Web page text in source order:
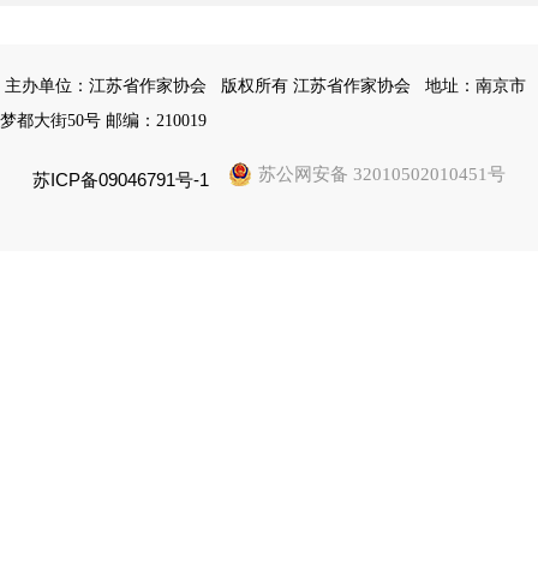
主办单位：江苏省作家协会 版权所有 江苏省作家协会
地址：南京市
梦都大街50号 邮编：210019
苏ICP备09046791号-1 苏公网安备 32010502010451号